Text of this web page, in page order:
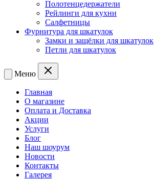
Полотенцедержатели
Рейлинги для кухни
Салфетницы
Фурнитура для шкатулок
Замки и защёлки для шкатулок
Петли для шкатулок
Меню
Главная
О магазине
Оплата и Доставка
Акции
Услуги
Блог
Наш шоурум
Новости
Контакты
Галерея